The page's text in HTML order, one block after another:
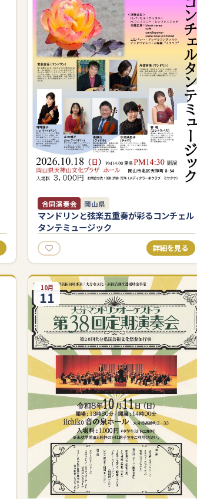
合同演奏会 岡山県
マンドリンと弦楽五重奏が彩るコンチェル
タンテミュージック
詳細を見る
10月
11